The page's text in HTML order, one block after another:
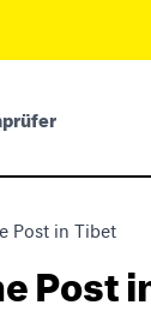
Post in Tibet
Post